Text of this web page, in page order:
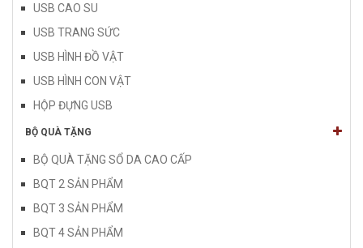
USB CAO SU
USB TRANG SỨC
USB HÌNH ĐỒ VẬT
USB HÌNH CON VẬT
HỘP ĐỰNG USB
BỘ QUÀ TẶNG
BỘ QUÀ TẶNG SỔ DA CAO CẤP
BQT 2 SẢN PHẨM
BQT 3 SẢN PHẨM
BQT 4 SẢN PHẨM